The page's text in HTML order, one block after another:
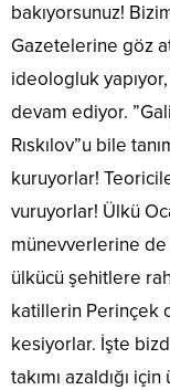
bakıyorsunuz!
Gazetelerine göz
ideologluk
devam ediyor.
Rıskılov”u bile
kuruyorlar!
vuruyorlar! Ülkü
münevverlerine
ülkücü şehitlere
katillerin Perinçek
kesiyorlar. İşte
takımı azaldığı